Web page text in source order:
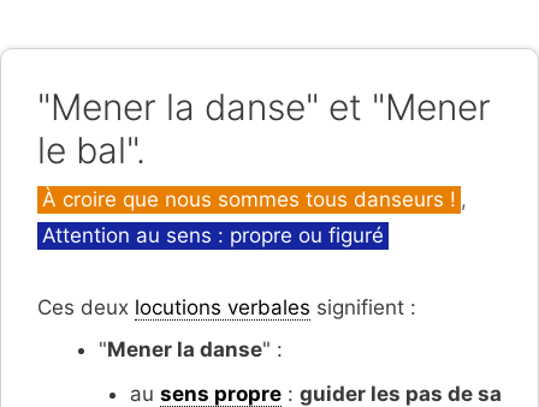
"Mener la danse" et "Mener
le bal".
Catégories
À croire que nous sommes tous danseurs ! ,
Attention au sens : propre ou figuré
Ces deux locutions verbales signifient :
"Mener la danse" :
au sens propre: guider les pas de sa